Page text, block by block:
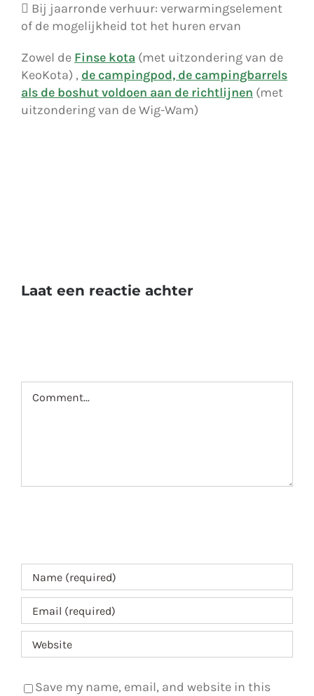
 Bij jaarronde verhuur: verwarmingselement
of de mogelijkheid tot het huren ervan
Zowel de Finse kota (met uitzondering van de
KeoKota) , de campingpod, de campingbarrels
als de boshut voldoen aan de richtlijnen (met
uitzondering van de Wig-Wam)
Laat een reactie achter
Save my name, email, and website in this